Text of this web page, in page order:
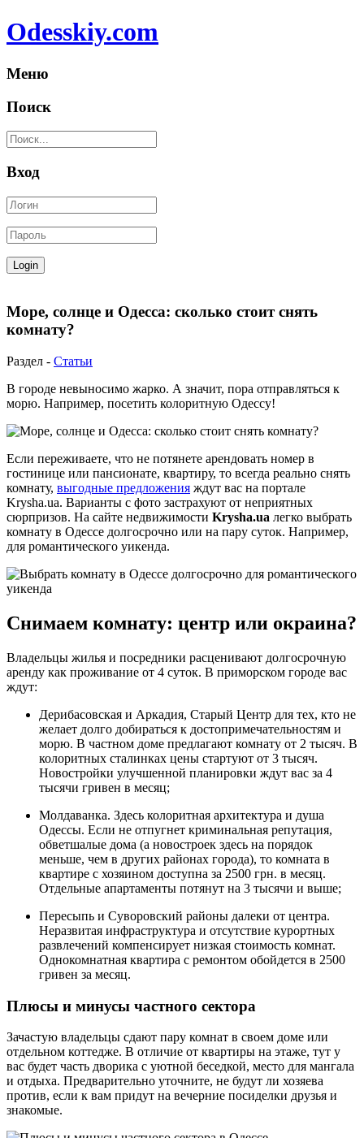
Odesskiy.com
Меню
Поиск
Вход
Море, солнце и Одесса: сколько стоит снять
комнату?
Раздел - Статьи
В городе невыносимо жарко. А значит, пора отправляться к
морю. Например, посетить колоритную Одессу!
Если переживаете, что не потянете арендовать номер в
гостинице или пансионате, квартиру, то всегда реально снять
комнату, выгодные предложения ждут вас на портале
Krysha.ua. Варианты с фото застрахуют от неприятных
сюрпризов. На сайте недвижимости Krysha.ua легко выбрать
комнату в Одессе долгосрочно или на пару суток. Например,
для романтического уикенда.
Снимаем комнату: центр или окраина?
Владельцы жилья и посредники расценивают долгосрочную
аренду как проживание от 4 суток. В приморском городе вас
ждут:
Дерибасовская и Аркадия, Старый Центр для тех, кто не
желает долго добираться к достопримечательностям и
морю. В частном доме предлагают комнату от 2 тысяч. В
колоритных сталинках цены стартуют от 3 тысяч.
Новостройки улучшенной планировки ждут вас за 4
тысячи гривен в месяц;
Молдаванка. Здесь колоритная архитектура и душа
Одессы. Если не отпугнет криминальная репутация,
обветшалые дома (а новостроек здесь на порядок
меньше, чем в других районах города), то комната в
квартире с хозяином доступна за 2500 грн. в месяц.
Отдельные апартаменты потянут на 3 тысячи и выше;
Пересыпь и Суворовский районы далеки от центра.
Неразвитая инфраструктура и отсутствие курортных
развлечений компенсирует низкая стоимость комнат.
Однокомнатная квартира с ремонтом обойдется в 2500
гривен за месяц.
Плюсы и минусы частного сектора
Зачастую владельцы сдают пару комнат в своем доме или
отдельном коттедже. В отличие от квартиры на этаже, тут у
вас будет часть дворика с уютной беседкой, место для мангала
и отдыха. Предварительно уточните, не будут ли хозяева
против, если к вам придут на вечерние посиделки друзья и
знакомые.